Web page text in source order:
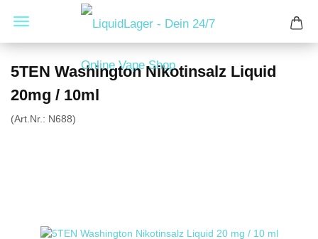
5TEN Washington Nikotinsalz Liquid
20mg / 10ml
(Art.Nr.: N688)